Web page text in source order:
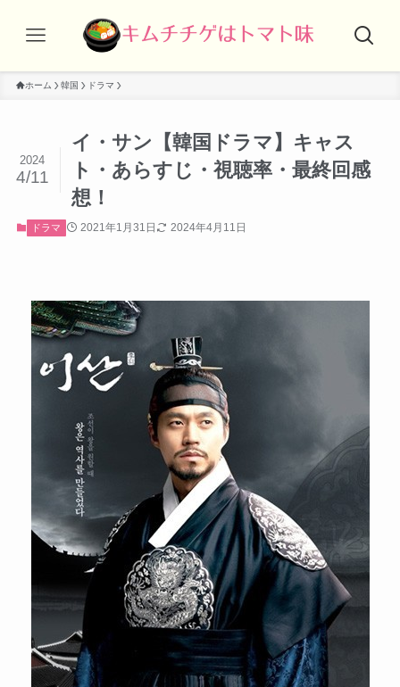
ホーム 韓国 ドラマ
イ・サン【韓国ドラマ】キャス
ト・あらすじ・視聴率・最終回感
想！
2024
4/11
ドラマ 2021年1月31日 2024年4月11日